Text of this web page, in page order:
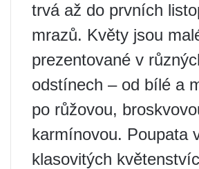
trvá až do prvních
mrazů. Květy jsou
prezentované v
odstínech – od bílé a
po růžovou,
karmínovou. Poupata
klasovitých